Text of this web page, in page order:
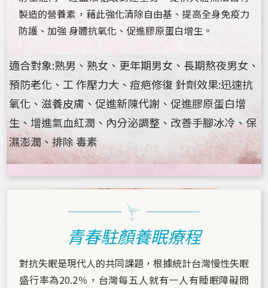
製造的營養素，藉此強化清除自由基、提高全身免疫力
防護、加強 身體抗氧化、促進膠原蛋白增生。
適合對象:熟男、熟女、更年期男女、長期熬夜男女、
預防老化、工 作壓力大、痘疤修復 針劑效果:迅速抗
氧化、滋養皮膚、促進新陳代謝、促進膠原蛋白增
生、增進氣血紅潤、內分泌調整、改善手腳冰冷、保
濕澎潤、排除 毒素
青春駐顏養眠療程
對抗失眠是現代人的共同課題，根據統計台灣慢性失眠
盛行率為20.2％，台灣每五人就有一人有睡眠障礙問